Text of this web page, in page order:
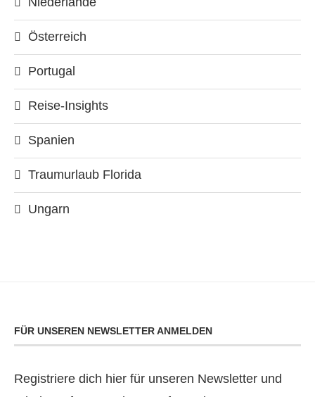
Österreich
Portugal
Reise-Insights
Spanien
Traumurlaub Florida
Ungarn
FÜR UNSEREN NEWSLETTER ANMELDEN
Registriere dich hier für unseren Newsletter und